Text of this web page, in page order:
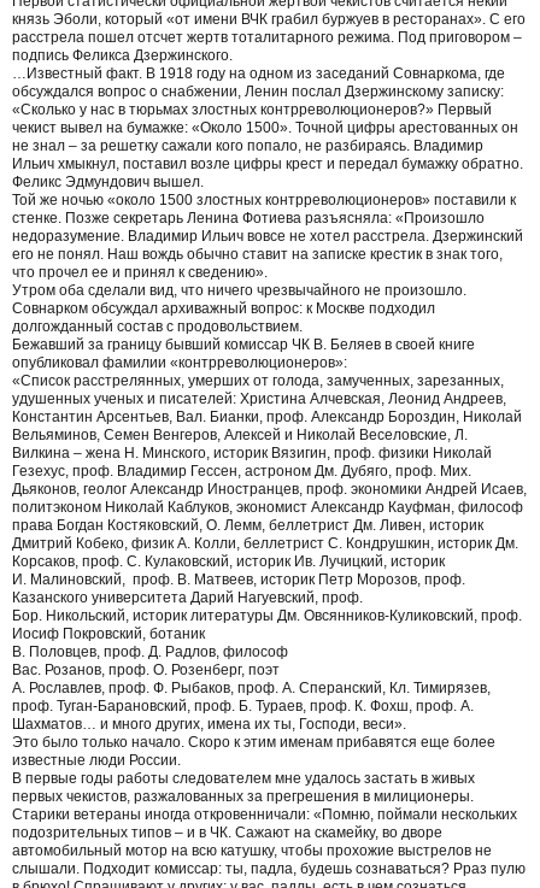
князь Эболи, который «от имени ВЧК грабил буржуев в ресторанах». С его
расстрела пошел отсчет жертв тоталитарного режима. Под приговором –
подпись Феликса Дзержинского.
…Известный факт. В 1918 году на одном из заседаний Совнаркома, где
обсуждался вопрос о снабжении, Ленин послал Дзержинскому записку:
«Сколько у нас в тюрьмах злостных контрреволюционеров?» Первый
чекист вывел на бумажке: «Около 1500». Точной цифры арестованных он
не знал – за решетку сажали кого попало, не разбираясь. Владимир
Ильич хмыкнул, поставил возле цифры крест и передал бумажку обратно.
Феликс Эдмундович вышел.
Той же ночью «около 1500 злостных контрреволюционеров» поставили к
стенке. Позже секретарь Ленина Фотиева разъясняла: «Произошло
недоразумение. Владимир Ильич вовсе не хотел расстрела. Дзержинский
его не понял. Наш вождь обычно ставит на записке крестик в знак того,
что прочел ее и принял к сведению».
Утром оба сделали вид, что ничего чрезвычайного не произошло.
Совнарком обсуждал архиважный вопрос: к Москве подходил
долгожданный состав с продовольствием.
Бежавший за границу бывший комиссар ЧК В. Беляев в своей книге
опубликовал фамилии «контрреволюционеров»:
«Список расстрелянных, умерших от голода, замученных, зарезанных,
удушенных ученых и писателей: Христина Алчевская, Леонид Андреев,
Константин Арсентьев, Вал. Бианки, проф. Александр Бороздин, Николай
Вельяминов, Семен Венгеров, Алексей и Николай Веселовские, Л.
Вилкина – жена Н. Минского, историк Вязигин, проф. физики Николай
Гезехус, проф. Владимир Гессен, астроном Дм. Дубяго, проф. Мих.
Дьяконов, геолог Александр Иностранцев, проф. экономики Андрей Исаев,
политэконом Николай Каблуков, экономист Александр Кауфман, философ
права Богдан Костяковский, О. Лемм, беллетрист Дм. Ливен, историк
Дмитрий Кобеко, физик А. Колли, беллетрист С. Кондрушкин, историк Дм.
Корсаков, проф. С. Кулаковский, историк Ив. Лучицкий, историк
И. Малиновский, проф. В. Матвеев, историк Петр Морозов, проф.
Казанского университета Дарий Нагуевский, проф.
Бор. Никольский, историк литературы Дм. Овсянников-Куликовский, проф.
Иосиф Покровский, ботаник
В. Половцев, проф. Д. Радлов, философ
Вас. Розанов, проф. О. Розенберг, поэт
А. Рославлев, проф. Ф. Рыбаков, проф. А. Сперанский, Кл. Тимирязев,
проф. Туган-Барановский, проф. Б. Тураев, проф. К. Фохш, проф. А.
Шахматов… и много других, имена их ты, Господи, веси».
Это было только начало. Скоро к этим именам прибавятся еще более
известные люди России.
В первые годы работы следователем мне удалось застать в живых
первых чекистов, разжалованных за прегрешения в милиционеры.
Старики ветераны иногда откровенничали: «Помню, поймали нескольких
подозрительных типов – и в ЧК. Сажают на скамейку, во дворе
автомобильный мотор на всю катушку, чтобы прохожие выстрелов не
слышали. Подходит комиссар: ты, падла, будешь сознаваться? Рраз пулю